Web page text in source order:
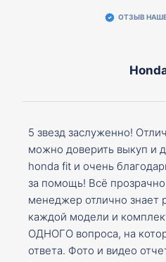
ОТЗЫВ
5 звезд заслуженно!
можно доверить выкуп и
honda fit и очень
за помощь! Всё
менеджер отлично знает
каждой модели и
ОДНОГО вопроса, на
ответа. Фото и видео